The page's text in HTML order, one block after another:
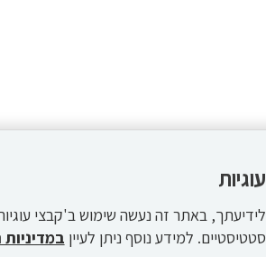
עוגיות
סטטיסטיים. למידע נוסף ניתן לעיין